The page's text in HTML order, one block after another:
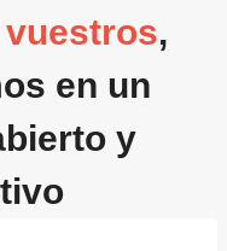
vuestros,
en un
y